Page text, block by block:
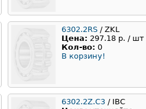
6302.2RS / ZKL
Цена: 297.18 р. / шт
Кол-во: 0
В корзину!
6302.2Z.C3 / IBC